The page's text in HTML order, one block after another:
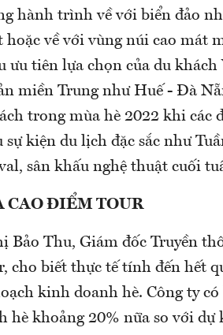
hành trình về với biển đảo
hoặc về với vùng núi cao mát
ưu tiên lựa chọn của du
miền Trung như Huế - Đà
trong mùa hè 2022 khi các
sự kiện du lịch đặc sắc như
sân khấu nghệ thuật cuối
CAO ĐIỂM TOUR
Bảo Thu, Giám đốc Truyền
cho biết thực tế tính đến hết
kinh doanh hè. Công ty
hè khoảng 20% nữa so với